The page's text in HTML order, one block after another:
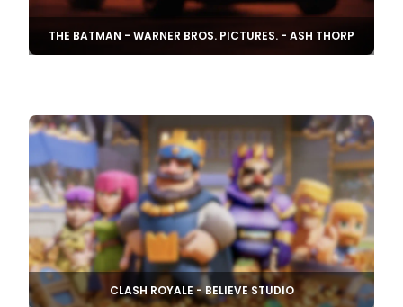
THE BATMAN - WARNER BROS. PICTURES. - ASH THORP
CLASH ROYALE - BELIEVE STUDIO